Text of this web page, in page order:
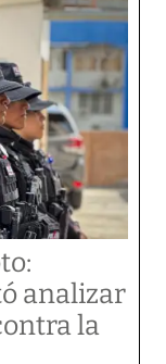
analizar
la